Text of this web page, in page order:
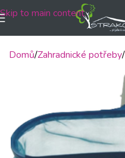
Skip to main content
Domů Zahradnické potřeby